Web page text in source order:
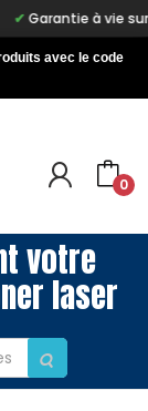
à vie sur
avec le code
0
votre
laser